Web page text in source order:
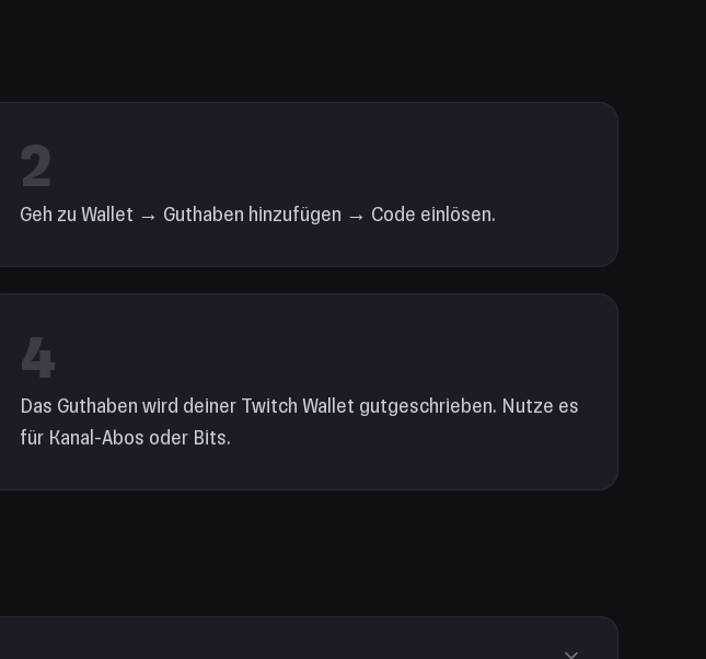
2
Geh zu Wallet → Guthaben hinzufügen → Code einlösen.
4
Das Guthaben wird deiner Twitch Wallet gutgeschrieben. Nutze es
für Kanal-Abos oder Bits.